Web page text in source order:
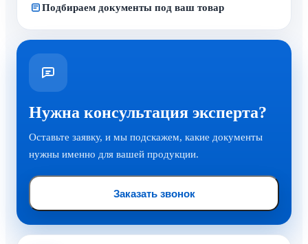
Подбираем документы под ваш товар
Нужна консультация эксперта?
Оставьте заявку, и мы подскажем, какие документы
нужны именно для вашей продукции.
Заказать звонок